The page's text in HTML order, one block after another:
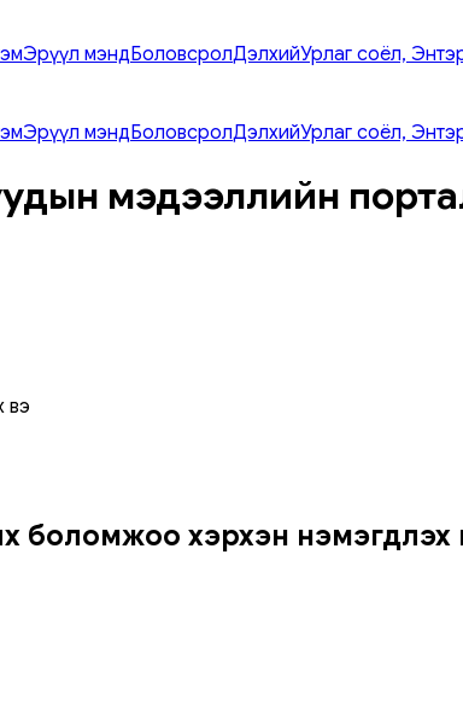
Эрүүл мэндБоловсролДэлхийУрлаг соёл,
Эрүүл мэндБоловсролДэлхийУрлаг соёл,
мэдээллийн
вэ
боломжоо хэрхэн нэмэгдүүлэх